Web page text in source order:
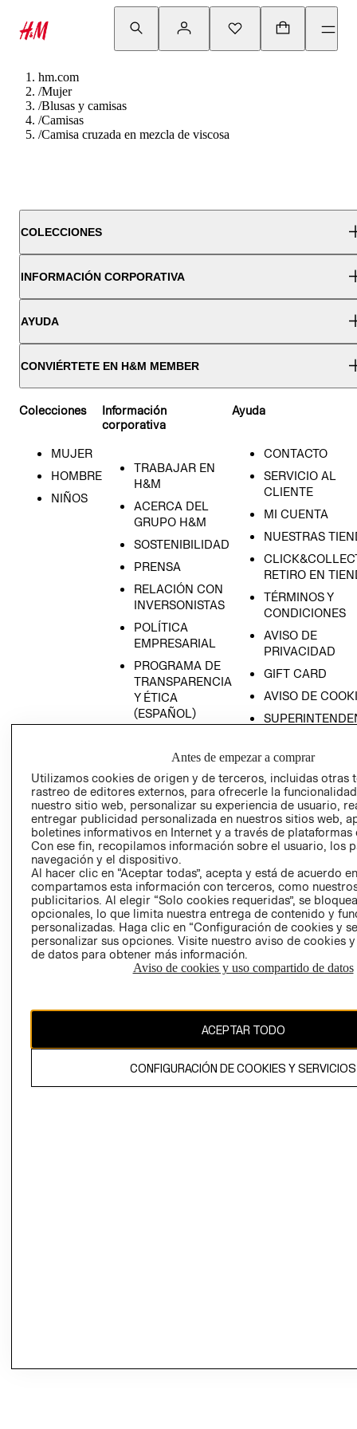
hm.com
/Mujer
/Blusas y camisas
/Camisas
/Camisa cruzada en mezcla de viscosa
COLECCIONES
INFORMACIÓN CORPORATIVA
AYUDA
CONVIÉRTETE EN H&M MEMBER
Colecciones
MUJER
HOMBRE
NIÑOS
Información
corporativa
TRABAJAR EN
H&M
ACERCA DEL
GRUPO H&M
SOSTENIBILIDAD
PRENSA
RELACIÓN CON
INVERSONISTAS
POLÍTICA
EMPRESARIAL
PROGRAMA DE
TRANSPARENCIA
Y ÉTICA
(ESPAÑOL)
TRANSPARENCIA
Ayuda
CONTACTO
SERVICIO AL
CLIENTE
MI CUENTA
NUESTRAS
RETIRO EN
TÉRMINOS Y
CONDICIONES
AVISO DE
PRIVACIDAD
GIFT CARD
AVISO DE
PETICIONES
QUEJAS Y
RECLAMOS
Colombia ($)
CAMBIAR REGIÓN
El contenido de esta página web está protegido por copyright y es
propiedad de H&M Hennes & Mauritz AB.
Antes de empezar a comprar
Utilizamos cookies de origen y de terceros, incluidas otras
rastreo de editores externos, para ofrecerle la
nuestro sitio web, personalizar su experiencia de usuario,
entregar publicidad personalizada en nuestros sitios web,
boletines informativos en Internet y a través de plataformas
Con ese fin, recopilamos información sobre el usuario, los
navegación y el dispositivo.
Al hacer clic en “Aceptar todas”, acepta y está de acuerdo
compartamos esta información con terceros, como
publicitarios. Al elegir “Solo cookies requeridas”, se
opcionales, lo que limita nuestra entrega de contenido y
personalizadas. Haga clic en “Configuración de cookies y
personalizar sus opciones. Visite nuestro aviso de cookies
de datos para obtener más información.
Aviso de cookies y uso compartido de datos
ACEPTAR TODO
CONFIGURACIÓN DE COOKIES Y SERVICIOS